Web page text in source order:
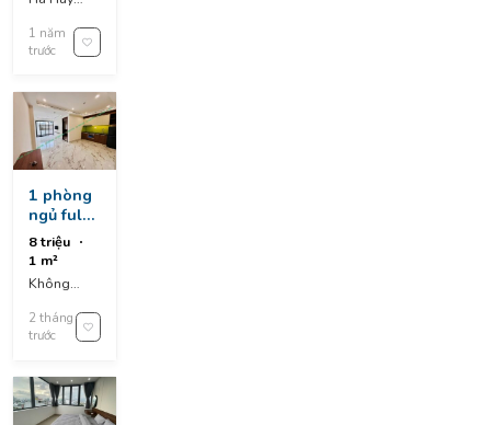
Khê
District, Đà
Vietnam
1 năm
trước
1 phòng
ngủ full
tiện nghi
– cồn dầu
24, cẩm
lệ
8 triệu
1 m²
Không
chỉ
2 tháng
trước